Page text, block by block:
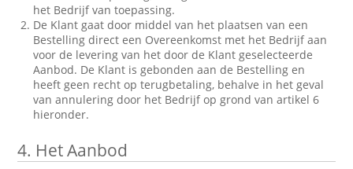
het Bedrijf van toepassing.
De Klant gaat door middel van het plaatsen van een
Bestelling direct een Overeenkomst met het Bedrijf aan
voor de levering van het door de Klant geselecteerde
Aanbod. De Klant is gebonden aan de Bestelling en
heeft geen recht op terugbetaling, behalve in het geval
van annulering door het Bedrijf op grond van artikel 6
hieronder.
4. Het Aanbod